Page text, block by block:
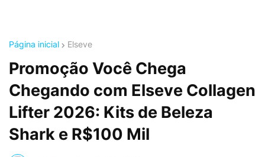
Página inicial Elseve
Promoção Você Chega
Chegando com Elseve Collagen
Lifter 2026: Kits de Beleza
Shark e R$100 Mil